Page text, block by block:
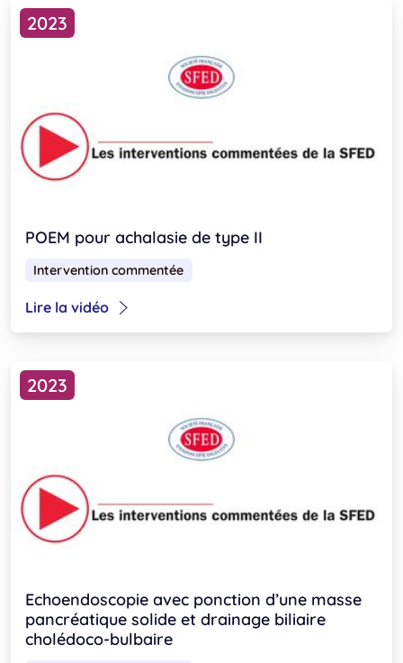
2023
POEM pour achalasie de type II
Intervention commentée
Lire la vidéo
2023
Echoendoscopie avec ponction d’une masse
pancréatique solide et drainage biliaire
cholédoco-bulbaire